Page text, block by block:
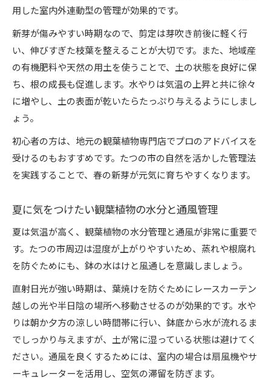
用した室内外連動型の管理が効果的です。
新芽が傷みやすい時期なので、剪定は芽吹き前後に軽く行
い、伸びすぎた枝葉を整えることが大切です。また、地域産
の有機肥料や天然の用土を使うことで、土の状態を良好に保
ち、根の成長も促進します。水やりは気温の上昇と共に徐々
に増やし、土の表面が乾いたらたっぷり与えるようにしまし
ょう。
初心者の方は、地元の観葉植物専門店でプロのアドバイスを
受けるのもおすすめです。たつの市の自然を活かした管理法
を実践することで、春の新芽が元気に育ちやすくなります。
夏に気をつけたい観葉植物の水分と通風管理
夏は気温が高く、観葉植物の水分管理と通風が非常に重要で
す。たつの市周辺は湿度が上がりやすいため、蒸れや根腐れ
を防ぐためにも、鉢の水はけと風通しを意識しましょう。
直射日光が強い時期は、葉焼けを防ぐためにレースカーテン
越しの光や半日陰の場所へ移動させるのが効果的です。水や
りは朝か夕方の涼しい時間帯に行い、鉢底から水が流れるま
でしっかり与えますが、土が常に湿っている状態は避けてく
ださい。通風を良くするためには、室内の場合は扇風機やサ
ーキュレーターを活用し、空気の滞留を防ぎます。